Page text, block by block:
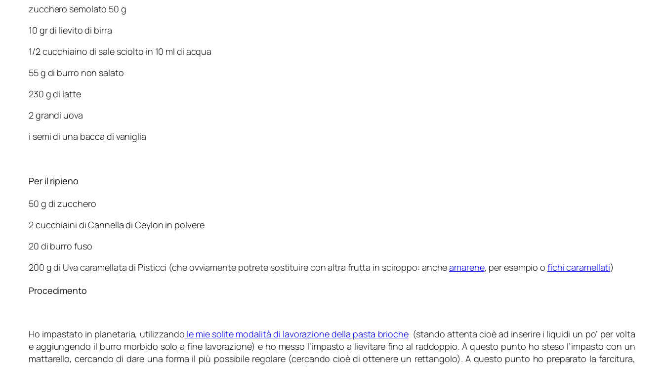
zucchero semolato 50 g
10 gr di lievito di birra
1/2 cucchiaino di sale sciolto in 10 ml di acqua
55 g di burro non salato
230 g di latte
2 grandi uova
i semi di una bacca di vaniglia
Per il ripieno
50 g di zucchero
2 cucchiaini di Cannella di Ceylon in polvere
20 di burro fuso
200 g di Uva caramellata di Pisticci (che ovviamente potrete sostituire con altra frutta in sciroppo: ancheamarene, per esempio o fichi caramellati)
Procedimento
Ho impastato in planetaria, utilizzando le mie solite modalità di lavorazione della pasta brioche(stando attenta cioè ad inserire i liquidi un po’ per volta
e aggiungendo il burro morbido solo a fine lavorazione) e ho messo l’impasto a lievitare fino al raddoppio. A questo punto ho steso l’impasto con un
mattarello, cercando di dare una forma il più possibile regolare (cercando cioè di ottenere un rettangolo). A questo punto ho preparato la farcitura,